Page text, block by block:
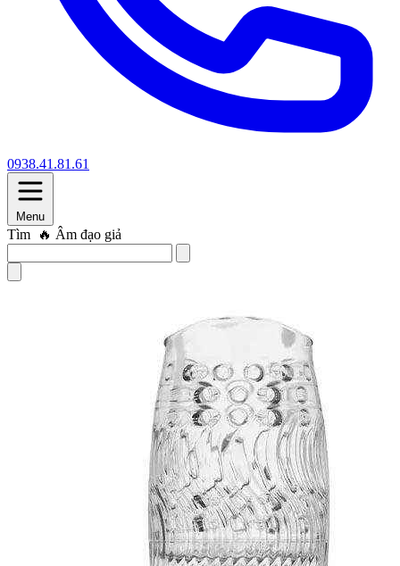
0938.41.81.61
Menu
Tìm 🔥 Trứng rung